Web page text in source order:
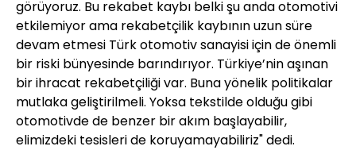
görüyoruz. Bu rekabet kaybı belki şu anda otomotivi
etkilemiyor ama rekabetçilik kaybının uzun süre
devam etmesi Türk otomotiv sanayisi için de önemli
bir riski bünyesinde barındırıyor. Türkiye’nin aşınan
bir ihracat rekabetçiliği var. Buna yönelik politikalar
mutlaka geliştirilmeli. Yoksa tekstilde olduğu gibi
otomotivde de benzer bir akım başlayabilir,
elimizdeki tesisleri de koruyamayabiliriz" dedi.